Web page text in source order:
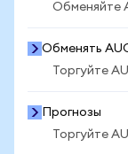
Обменяйте
Обменять
Торгуйте
Прогнозы
Торгуйте